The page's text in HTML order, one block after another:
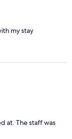
my stay
at. The staff was